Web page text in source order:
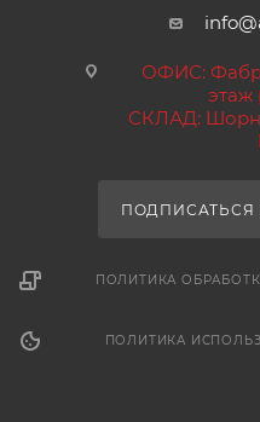
ОФИС:
этаж
СКЛАД:
ПОДПИСАТЬСЯ
ПОЛИТИКА
ПОЛИТИКА